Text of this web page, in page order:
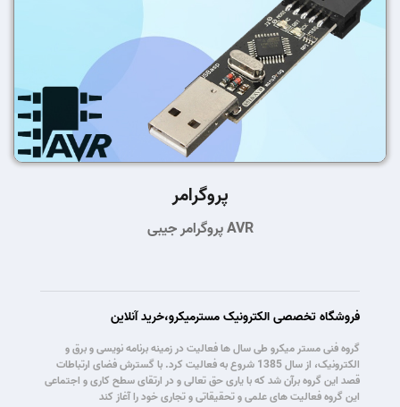
پروگرامر
پروگرامر جیبی AVR
فروشگاه تخصصی الکترونیک مسترمیکرو،خرید آنلاین
گروه فنی مستر میکرو طی سال ها فعالیت در زمینه برنامه نویسی و برق و
الکترونیک، از سال 1385 شروع به فعالیت کرد. با گسترش فضای ارتباطات
قصد این گروه برآن شد که با یاری حق تعالی و در ارتقای سطح کاری و اجتماعی
این گروه فعالیت های علمی و تحقیقاتی و تجاری خود را آغاز کند